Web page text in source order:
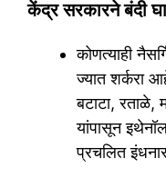
केंद्र सरकारने बंदी
कोणत्याही
ज्यात शर्करा
बटाटा, रताळे,
यांपासून
प्रचलित